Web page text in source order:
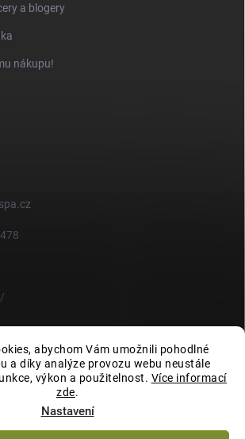
abychom Vám umožnili pohodlné
a díky analýze provozu webu neustále
výkon a použitelnost. Více informací
zde.
Nastavení
a blogery
nákupu!
OSOBNÍCH ÚDAJŮ